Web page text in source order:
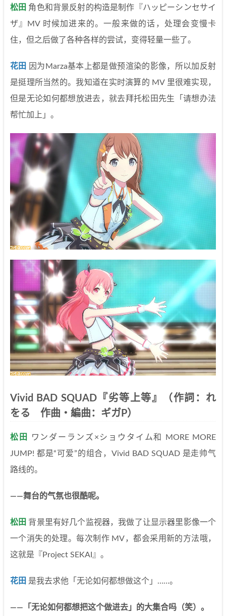
松田 角色和背景反射的构造是制作『ハッピーシンセサイ
ザ』MV 时候加进来的。一般来做的话，处理会变慢卡
住，但之后做了各种各样的尝试，变得轻量一些了。
花田
因为Marza基本上都是做预渲染的影像，所以加反射
是挺理所当然的。我知道在实时演算的 MV 里很难实现，
但是无论如何都想放进去，就去拜托松田先生「请想办法
帮忙加上」。
Vivid BAD SQUAD『劣等上等』（作詞：れ
をる 作曲・編曲：ギガP）
松田
ワンダーランズ×ショウタイム和 MORE MORE
JUMP! 都是“可爱”的组合，Vivid BAD SQUAD 是走帅气
路线的。
——舞台的气氛也很酷呢。
松田 背景里有好几个监视器，我做了让显示器里影像一个
一个消失的处理。每次制作 MV，都会采用新的方法哦，
这就是『Project SEKAI』。
花田 是我去求他「无论如何都想做这个」……。
——「无论如何都想把这个做进去」的大集合吗（笑）。